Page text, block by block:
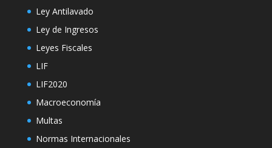
Ley Antilavado
Ley de Ingresos
Leyes Fiscales
LIF
LIF2020
Macroeconomía
Multas
Normas Internacionales